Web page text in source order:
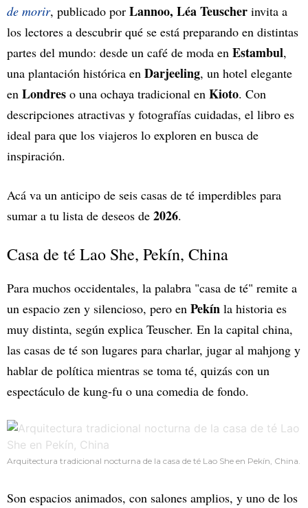
de morir, publicado por Lannoo, Léa Teuscher invita a
los lectores a descubrir qué se está preparando en distintas
partes del mundo: desde un café de moda en Estambul,
una plantación histórica en Darjeeling, un hotel elegante
en Londres o una ochaya tradicional en Kioto. Con
descripciones atractivas y fotografías cuidadas, el libro es
ideal para que los viajeros lo exploren en busca de
inspiración.
Acá va un anticipo de seis casas de té imperdibles para
sumar a tu lista de deseos de 2026.
Casa de té Lao She, Pekín, China
Para muchos occidentales, la palabra "casa de té" remite a
un espacio zen y silencioso, pero en Pekín la historia es
muy distinta, según explica Teuscher. En la capital china,
las casas de té son lugares para charlar, jugar al mahjong y
hablar de política mientras se toma té, quizás con un
espectáculo de kung-fu o una comedia de fondo.
Arquitectura tradicional nocturna de la casa de té Lao She en Pekín, China.
Son espacios animados, con salones amplios, y uno de los